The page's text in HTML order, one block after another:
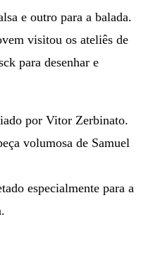
e outro para a balada.
visitou os ateliês de
para desenhar e
por Vitor Zerbinato.
volumosa de Samuel
especialmente para a